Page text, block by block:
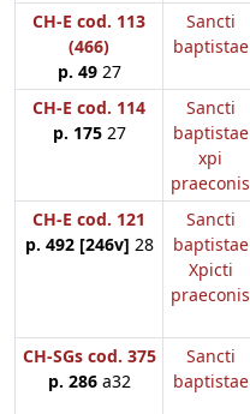
CH-E cod. 113
(466)
p. 4927
Sancti
baptistae
CH-E cod. 114
p. 17527
Sancti
baptistae
xpi
praeconis
CH-E cod. 121
p. 492 [246v] 28
Sancti
baptistae
Xpicti
praeconis
CH-SGs cod. 375
p. 286a32
Sancti
baptistae